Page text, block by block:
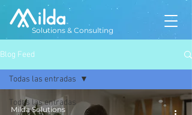
Solutions & Consulting
Blog Feed
Todas las entradas
Todas las entradas
Milda Solutions